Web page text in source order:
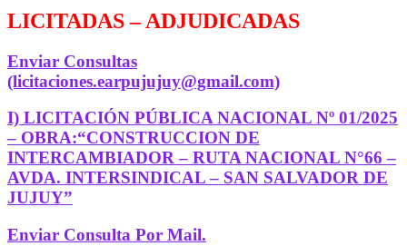
LICITADAS – ADJUDICADAS
Enviar Consultas
(licitaciones.earpujujuy@gmail.com)
I) LICITACIÓN PÚBLICA NACIONAL Nº 01/2025
– OBRA:“CONSTRUCCION DE
INTERCAMBIADOR – RUTA NACIONAL N°66 –
AVDA. INTERSINDICAL – SAN SALVADOR DE
JUJUY”
Enviar Consulta Por Mail.